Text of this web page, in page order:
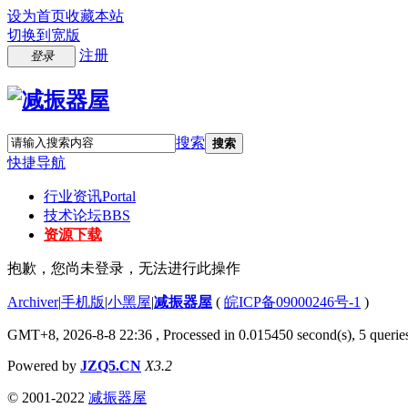
设为首页收藏本站
切换到宽版
登录 注册
搜索 搜索
快捷导航
行业资讯Portal
技术论坛BBS
资源下载
抱歉，您尚未登录，无法进行此操作
Archiver|手机版|小黑屋|减振器屋 ( 皖ICP备09000246号-1 )
GMT+8, 2026-8-8 22:36 , Processed in 0.015450 second(s), 5
Powered by JZQ5.CN X3.2
© 2001-2022 减振器屋